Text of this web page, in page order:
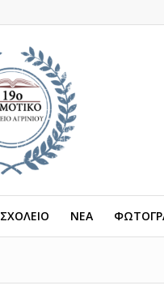
ΣΧΟΛΕΙΟ ΝΕΑ